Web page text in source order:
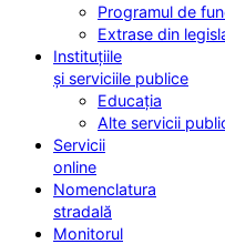
Programul de
Extrase din
Instituțiile
și serviciile publice
Educația
Alte servicii
Servicii
online
Nomenclatura
stradală
Monitorul